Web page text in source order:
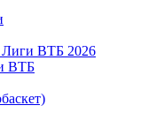
ВТБ 2026
ВТБ